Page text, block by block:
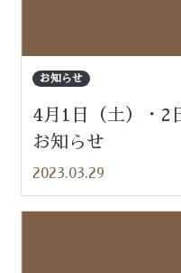
お知らせ
4月1日（土）・2
お知らせ
2023.03.29